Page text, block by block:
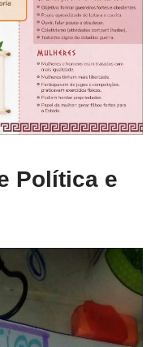
Política e